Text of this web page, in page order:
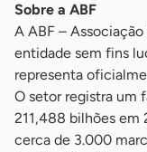
Sobre a ABF
A ABF –
entidade sem fins
representa
O setor registra um
211,488 bilhões em
cerca de 3.000